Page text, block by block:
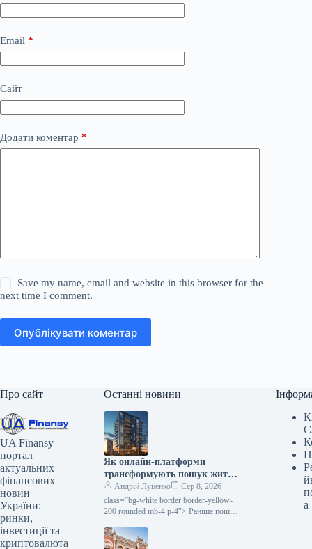
Email *
Сайт
Додати коментар *
Save my name, email and website in this browser for the
next time I comment.
Опублікувати коментар
Про сайт
UA Finansy —
портал
актуальних
фінансових
новин
України:
ринки,
інвестиції та
криптовалюта
Останні новини
Як онлайн-платформи
трансформують пошук житла
в Україні
Андрій Луценко
Сер 8, 2026
class=”bg-white border border-yellow-
200 rounded mb-4 p-4″> Раніше пошук
виглядав одноманітно: безліч
відкритих вкладок, повторювані
а